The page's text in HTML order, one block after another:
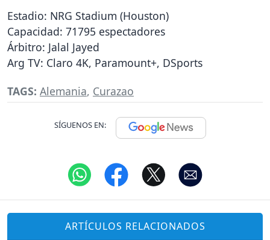
Estadio: NRG Stadium (Houston)
Capacidad: 71795 espectadores
Árbitro: Jalal Jayed
Arg TV: Claro 4K, Paramount+, DSports
TAGS: Alemania, Curazao
SÍGUENOS EN:
ARTÍCULOS RELACIONADOS